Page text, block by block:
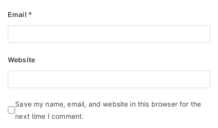
Email *
Website
Save my name, email, and website in this browser for the
next time I comment.